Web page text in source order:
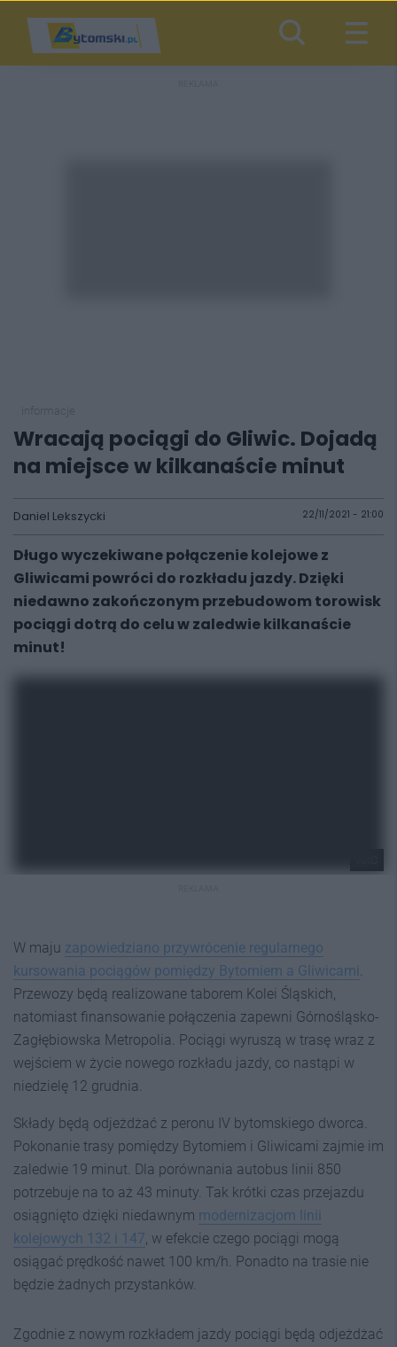
Wracają pociągi do Gliwic. Dojadą
na miejsce w kilkanaście minut
Daniel Lekszycki 22/11/2021 - 21:00
Długo wyczekiwane połączenie kolejowe z
Gliwicami powróci do rozkładu jazdy. Dzięki
niedawno zakończonym przebudowom torowisk
pociągi dotrą do celu w zaledwie kilkanaście
minut!
W maju zapowiedziano przywrócenie regularnego
kursowania pociągów pomiędzy Bytomiem a Gliwicami
Przewozy będą realizowane taborem Kolei Śląskich,
natomiast finansowanie połączenia zapewni Górnośląsko-
Zagłębiowska Metropolia. Pociągi wyruszą w trasę wraz z
wejściem w życie nowego rozkładu jazdy, co nastąpi w
niedzielę 12 grudnia.
Składy będą odjeżdżać z peronu IV bytomskiego dworca.
Pokonanie trasy pomiędzy Bytomiem i Gliwicami zajmie im
zaledwie 19 minut. Dla porównania autobus linii 850
potrzebuje na to aż 43 minuty. Tak krótki czas przejazdu
osiągnięto dzięki niedawnym modernizacjom linii
kolejowych 132 i 147 , w efekcie czego pociągi mogą
osiągać prędkość nawet 100 km/h. Ponadto na trasie nie
będzie żadnych przystanków.
Zgodnie z nowym rozkładem jazdy pociągi będą odjeżdżać